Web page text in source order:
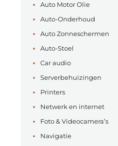
Auto Motor Olie
Auto-Onderhoud
Auto Zonneschermen
Auto-Stoel
Car audio
Serverbehuizingen
Printers
Netwerk en internet
Foto & Videocamera’s
Navigatie